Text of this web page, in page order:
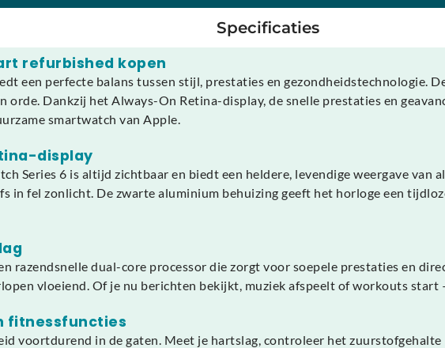
Specificaties
refurbished kopen
een perfecte balans tussen stijl, prestaties en gezondheidstechnologie.
orde. Dankzij het Always-On Retina-display, de snelle prestaties en
smartwatch van Apple.
display
Series 6 is altijd zichtbaar en biedt een heldere, levendige weergave van
in fel zonlicht. De zwarte aluminium behuizing geeft het horloge een
razendsnelle dual-core processor die zorgt voor soepele prestaties en
vloeiend. Of je nu berichten bekijkt, muziek afspeelt of workouts
fitnessfuncties
voortdurend in de gaten. Meet je hartslag, controleer het